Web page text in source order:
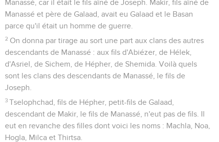
Manassé, car il était le fils aîné de Joseph. Makir, fils aîné de
Manassé et père de Galaad, avait eu Galaad et le Basan
parce qu'il était un homme de guerre.
2 On donna par tirage au sort une part aux clans des autres
descendants de Manassé : aux fils d'Abiézer, de Hélek,
d'Asriel, de Sichem, de Hépher, de Shemida. Voilà quels
sont les clans des descendants de Manassé, le fils de
Joseph.
3 Tselophchad, fils de Hépher, petit-fils de Galaad,
descendant de Makir, le fils de Manassé, n'eut pas de fils. Il
eut en revanche des filles dont voici les noms : Machla, Noa,
Hogla, Milca et Thirtsa.